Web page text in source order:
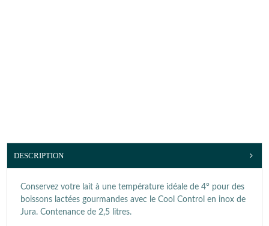
DESCRIPTION
Conservez votre lait à une température idéale de 4° pour des
boissons lactées gourmandes avec le Cool Control en inox de
Jura. Contenance de 2,5 litres.